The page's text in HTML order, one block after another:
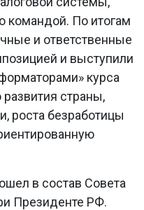
командой. По итогам
и ответственные
и выступили
курса
страны,
роста безработицы
в состав Совета
Президенте РФ.